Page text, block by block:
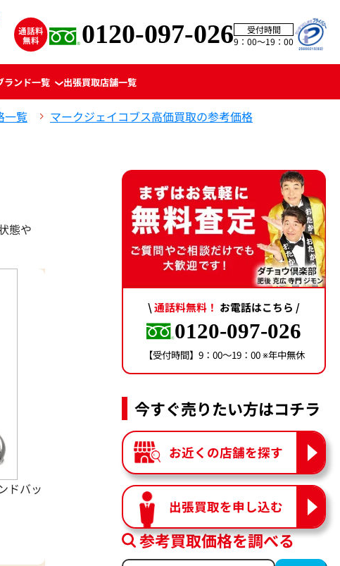
0120-097-026
受付時間
9：00〜19：00
ランド一覧 出張買取店舗一覧
一覧
マークジェイコブス高価買取の参考価格
態や
ドバッ
\通話料無料！ お電話はこちら /
0120-097-026
【受付時間】9：00〜19：00 ※年中無休
今すぐ売りたい方はコチラ
お近くの店舗を探す
出張買取を申し込む
参考買取価格を調べる